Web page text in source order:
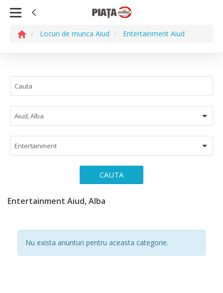
Locuri de munca Aiud Entertainment Aiud
Aiud, Alba
Entertainment
CAUTA
Entertainment Aiud, Alba
Nu exista anunturi pentru aceasta categorie.